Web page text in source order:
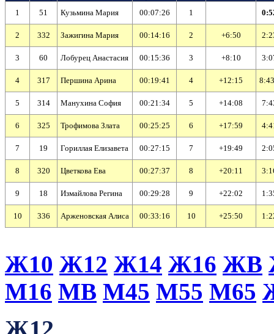
1
51 Кузьмина Мария 00:07:26 1
2 332 Зажигина Мария 00:14:16 2 +6:50
3 60 Лобурец Анастасия 00:15:36 3 +8:10
4 317 Першина Арина 00:19:41 4 +12:15
5 314 Манухина София 00:21:34 5 +14:08
6 325 Трофимова Злата 00:25:25 6 +17:59
7 19 Гориллая Елизавета 00:27:15 7 +19:49
8 320 Цветкова Ева 00:27:37 8 +20:11
9 18 Измайлова Регина 00:29:28 9 +22:02
10 336 Арженовская Алиса 00:33:16 10 +25:50
Ж10 Ж12 Ж14 Ж16 ЖВ
М16 МВ М45 М55 М65